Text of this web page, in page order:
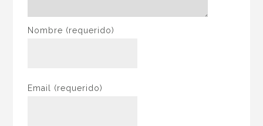
Nombre (requerido)
Email (requerido)